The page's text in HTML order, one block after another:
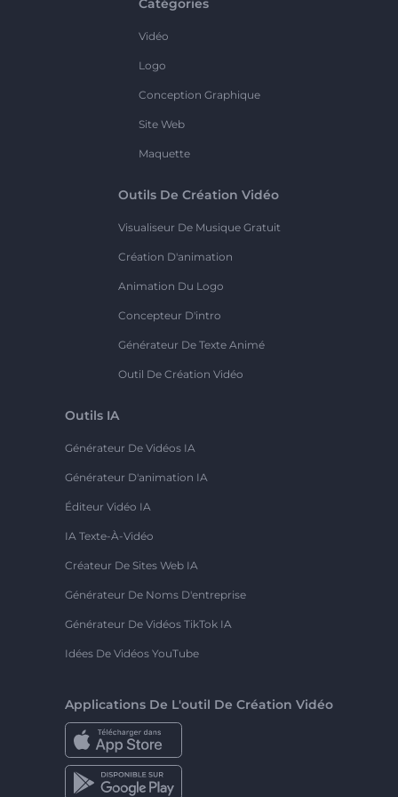
Catégories
Vidéo
Logo
Conception Graphique
Site Web
Maquette
Outils De Création Vidéo
Visualiseur De Musique Gratuit
Création D'animation
Animation Du Logo
Concepteur D'intro
Générateur De Texte Animé
Outil De Création Vidéo
Outils IA
Générateur De Vidéos IA
Générateur D'animation IA
Éditeur Vidéo IA
IA Texte-À-Vidéo
Créateur De Sites Web IA
Générateur De Noms D'entreprise
Générateur De Vidéos TikTok IA
Idées De Vidéos YouTube
Applications De L'outil De Création Vidéo